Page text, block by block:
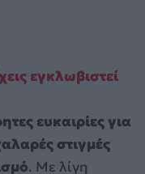
εγκλωβιστεί
ευκαιρίες για
στιγμές
. Με λίγη